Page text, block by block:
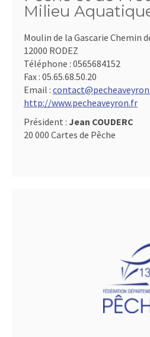
Milieu
Moulin de la Gascarie Chemin
12000 RODEZ
Téléphone : 0565684152
Fax : 05.65.68.50.20
Email :
http://www.pecheaveyron.fr
Président : Jean COUDERC
20 000 Cartes de Pêche